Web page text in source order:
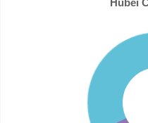
Hubei